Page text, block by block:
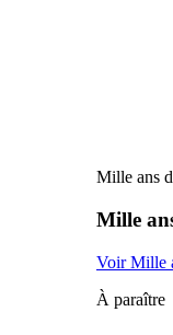
Mille ans
Mille
Voir Mille
À paraître